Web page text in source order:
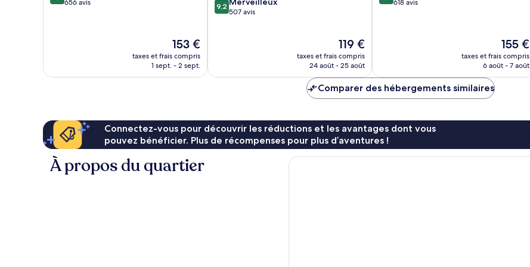
sur 656 avis
Le
nouveau
prix
153 €
taxes et frais compris
1 sept. - 2 sept.
sur
9,2
507 avis
Le
nouveau
prix
de
119 €
119 €
taxes et frais compris
24 août - 25 août
sur 618 avis
Le
nouveau
prix
155 €
taxes et frais compris
6 août - 7 août
Comparer des hébergements similaires
Connectez-vous pour découvrir les réductions et les avantages dont vous
pouvez bénéficier. Plus de récompenses pour plus d’aventures !
À propos du quartier